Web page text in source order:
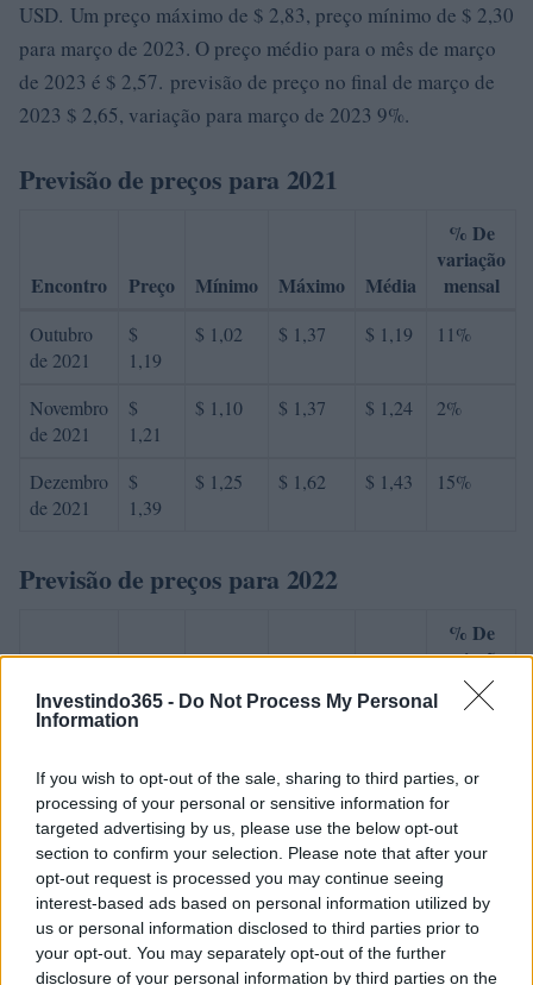
Investindo365 - Do Not Process My Personal
Information
If you wish to opt-out of the sale, sharing to third parties, or
processing of your personal or sensitive information for
targeted advertising by us, please use the below opt-out
section to confirm your selection. Please note that after your
opt-out request is processed you may continue seeing
interest-based ads based on personal information utilized by
us or personal information disclosed to third parties prior to
your opt-out. You may separately opt-out of the further
disclosure of your personal information by third parties on the
USD. Um preço máximo de $ 2,83, preço mínimo de $ 2,30
para março de 2023. O preço médio para o mês de março
de 2023 é $ 2,57. previsão de preço no final de março de
2023 $ 2,65, variação para março de 2023 9%.
Previsão de preços para 2021
Encontro Preço Mínimo Máximo Média
% De
variação
mensal
Outubro
de 2021
$
1,19
$ 1,02 $ 1,37 $ 1,19 11%
Novembro
de 2021
$
1,21
$ 1,10 $ 1,37 $ 1,24 2%
Dezembro
de 2021
$
1,39
$ 1,25 $ 1,62 $ 1,43 15%
Previsão de preços para 2022
% De
variação
mensal
Janeiro de
$
Fevereiro
de 2022
$
1,49
$ 1,37 $ 1,70 $ 1,54 4%
Março de
2022
$
1,69
$ 1,37 $ 1,89 $ 1,63 13%
Abril de
$
$ 1,68 $ 2,13 $ 1,91 11%